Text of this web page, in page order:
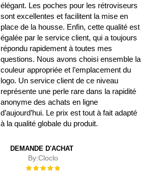
élégant. Les poches pour les rétroviseurs
sont excellentes et facilitent la mise en
place de la housse. Enfin, cette qualité est
égalée par le service client, qui a toujours
répondu rapidement à toutes mes
questions. Nous avons choisi ensemble la
couleur appropriée et l’emplacement du
logo. Un service client de ce niveau
représente une perle rare dans la rapidité
anonyme des achats en ligne
d’aujourd’hui. Le prix est tout à fait adapté
à la qualité globale du produit.
DEMANDE D'ACHAT
By:Cloclo
Évaluation :